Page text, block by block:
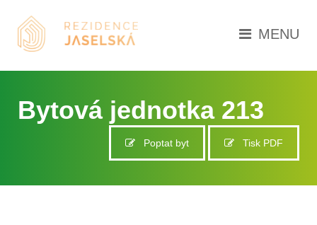
MENU
Bytová jednotka 213
Poptat byt Tisk PDF